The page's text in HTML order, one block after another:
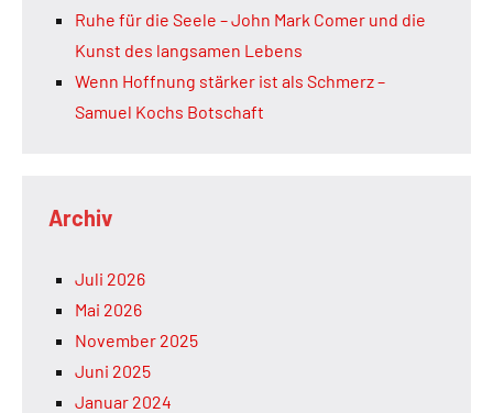
Ruhe für die Seele – John Mark Comer und die
Kunst des langsamen Lebens
Wenn Hoffnung stärker ist als Schmerz –
Samuel Kochs Botschaft
Archiv
Juli 2026
Mai 2026
November 2025
Juni 2025
Januar 2024